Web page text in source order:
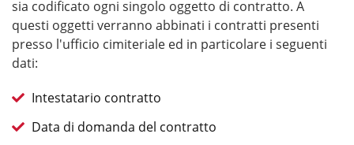
sia codificato ogni singolo oggetto di contratto. A
questi oggetti verranno abbinati i contratti presenti
presso l'ufficio cimiteriale ed in particolare i seguenti
dati:
Intestatario contratto
Data di domanda del contratto